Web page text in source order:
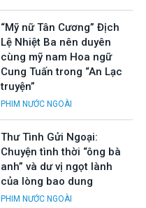
“Mỹ nữ Tân Cương” Địch
Lệ Nhiệt Ba nên duyên
cùng mỹ nam Hoa ngữ
Cung Tuấn trong “An Lạc
truyện”
PHIM NƯỚC NGOÀI
Thư Tình Gửi Ngoại:
Chuyện tình thời “ông bà
anh” và dư vị ngọt lành
của lòng bao dung
PHIM NƯỚC NGOÀI